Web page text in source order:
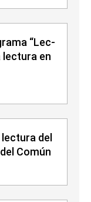
“Lec-
lectura en
del
Común